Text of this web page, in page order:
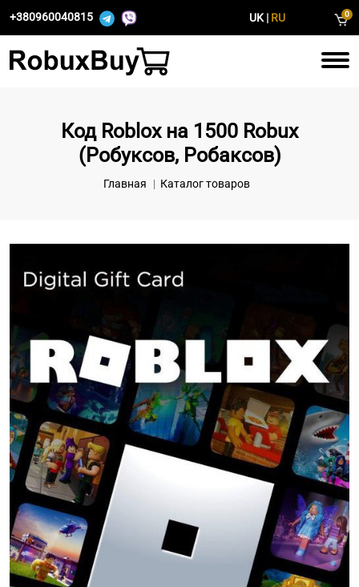
+380960040815 UK| RU 0
Код Roblox на 1500 Robux
(Робуксов, Робаксов)
Главная Каталог товаров